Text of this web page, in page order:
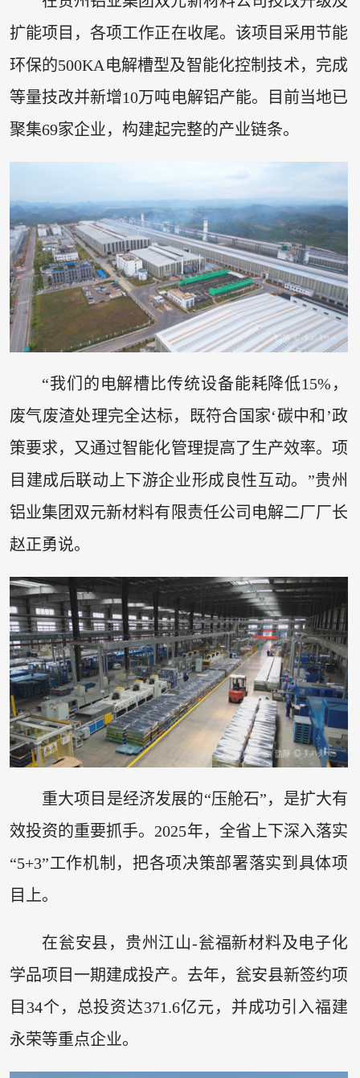
扩能项目，各项工作正在收尾。该项目采用节能
环保的500KA电解槽型及智能化控制技术，完成
等量技改并新增10万吨电解铝产能。目前当地已
聚集69家企业，构建起完整的产业链条。
“我们的电解槽比传统设备能耗降低15%，
废气废渣处理完全达标，既符合国家‘碳中和’政
策要求，又通过智能化管理提高了生产效率。项
目建成后联动上下游企业形成良性互动。”贵州
铝业集团双元新材料有限责任公司电解二厂厂长
赵正勇说。
重大项目是经济发展的“压舱石”，是扩大有
效投资的重要抓手。2025年，全省上下深入落实
“5+3”工作机制，把各项决策部署落实到具体项
目上。
在瓮安县，贵州江山-瓮福新材料及电子化
学品项目一期建成投产。去年，瓮安县新签约项
目34个，总投资达371.6亿元，并成功引入福建
永荣等重点企业。